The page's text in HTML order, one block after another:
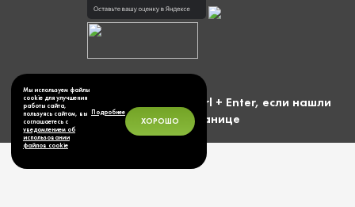
Мы используем файлы
cookie для улучшения
работы сайта,
пользуясь сайтом, вы
соглашаетесь с
уведомлением об
использовании
файлов cookie
Подробнее
ХОРОШО
Выделите фразу и нажмите Ctrl + Enter, если нашли
ошибку на странице